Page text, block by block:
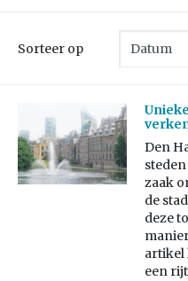
Sorteer op
Den
zaak
de
deze
artikel
een